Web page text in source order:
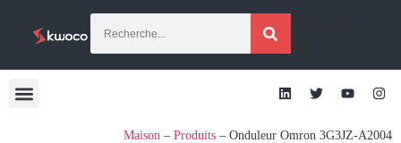
Maison – Produits – Onduleur Omron 3G3JZ-A2004